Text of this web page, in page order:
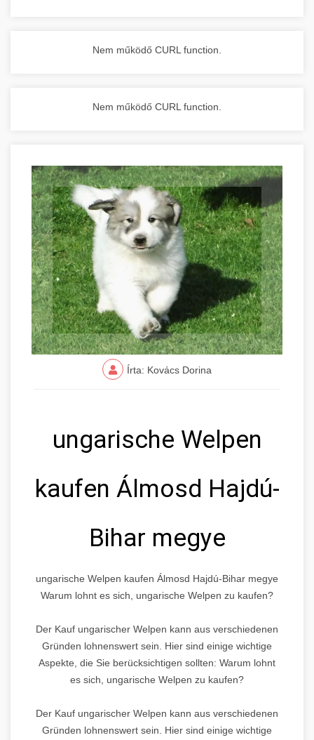
Nem működő CURL function.
Nem működő CURL function.
Írta: Kovács Dorina
ungarische Welpen
kaufen Álmosd Hajdú-
Bihar megye
ungarische Welpen kaufen Álmosd Hajdú-Bihar megye
Warum lohnt es sich, ungarische Welpen zu kaufen?
Der Kauf ungarischer Welpen kann aus verschiedenen
Gründen lohnenswert sein. Hier sind einige wichtige
Aspekte, die Sie berücksichtigen sollten: Warum lohnt
es sich, ungarische Welpen zu kaufen?
Der Kauf ungarischer Welpen kann aus verschiedenen
Gründen lohnenswert sein. Hier sind einige wichtige